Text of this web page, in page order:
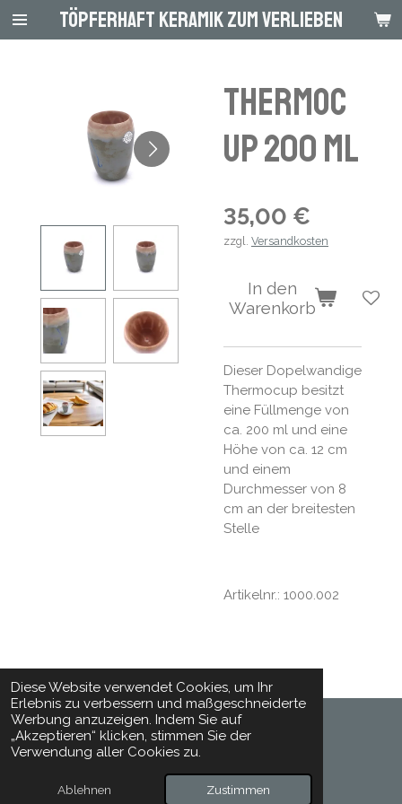
Diese Website verwendet Cookies, um Ihr
Erlebnis zu verbessern und maßgeschneiderte
Werbung anzuzeigen. Indem Sie auf
„Akzeptieren“ klicken, stimmen Sie der
Verwendung aller Cookies zu.
Ablehnen Zustimmen
Zum
Hauptinhalt
Töpferhaft Keramik zum Verlieben
Thermoc
up 200 ml
35,00 €
zzgl. Versandkosten
In den
Warenkorb
Dieser Dopelwandige
Thermocup besitzt
eine Füllmenge von
ca. 200 ml und eine
Höhe von ca. 12 cm
und einem
Durchmesser von 8
cm an der breitesten
Stelle
Artikelnr.: 1000.002
© 2024 - 2026 Toepferhaft